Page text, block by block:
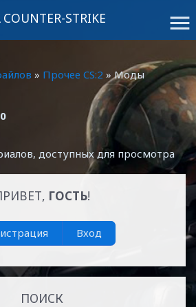
menu
STRIKE
» Прочее CS:2 » Моды
0
доступных для просмотра
ГОСТЬ!
Вход
ПОИСК